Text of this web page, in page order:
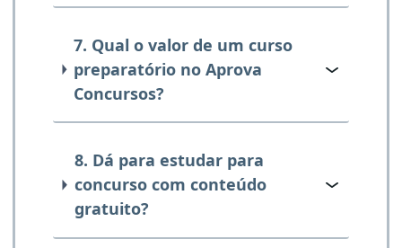
7. Qual o valor de um curso
preparatório no Aprova
Concursos?
8. Dá para estudar para
concurso com conteúdo
gratuito?